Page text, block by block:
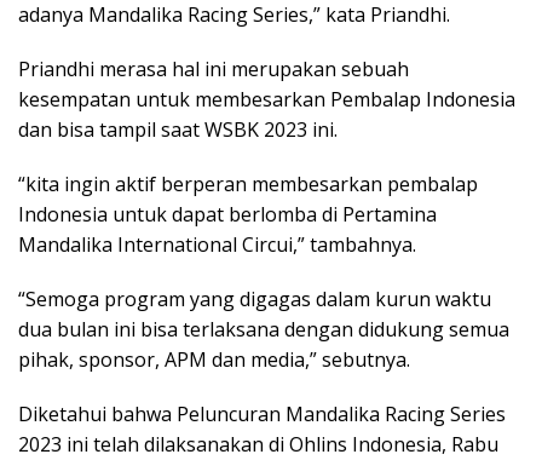
adanya Mandalika Racing Series,” kata Priandhi.
Priandhi merasa hal ini merupakan sebuah
kesempatan untuk membesarkan Pembalap Indonesia
dan bisa tampil saat WSBK 2023 ini.
“kita ingin aktif berperan membesarkan pembalap
Indonesia untuk dapat berlomba di Pertamina
Mandalika International Circui,” tambahnya.
“Semoga program yang digagas dalam kurun waktu
dua bulan ini bisa terlaksana dengan didukung semua
pihak, sponsor, APM dan media,” sebutnya.
Diketahui bahwa Peluncuran Mandalika Racing Series
2023 ini telah dilaksanakan di Ohlins Indonesia, Rabu